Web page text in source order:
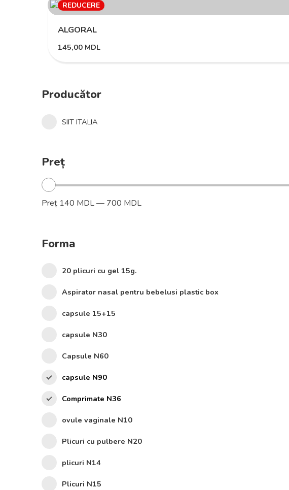
REDUCERE
ALGORAL
145,00 MDL
Producător
SIIT ITALIA
Preț
Preț 140 MDL— 700 MDL
Forma
20 plicuri cu gel 15g.
Aspirator nasal pentru bebelusi plastic box
capsule 15+15
capsule N30
Capsule N60
capsule N90
Comprimate N36
ovule vaginale N10
Plicuri cu pulbere N20
plicuri N14
Plicuri N15